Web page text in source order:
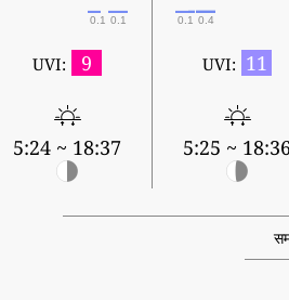
0.1 0.1 0.1 0.4
UVI: 9
5:24 ~ 18:37
UVI: 11
5:25 ~